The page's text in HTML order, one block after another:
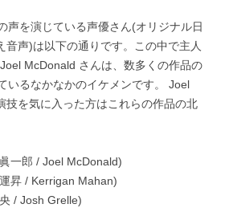
声を演じている声優さん(オリジナル日
音声)は以下の通りです。この中で主人
McDonald さんは、数多くの作品の
いるなかなかのイケメンです。 Joel
技を気に入った方はこれらの作品の北
一郎 / Joel McDonald)
昇 / Kerrigan Mahan)
/ Josh Grelle)